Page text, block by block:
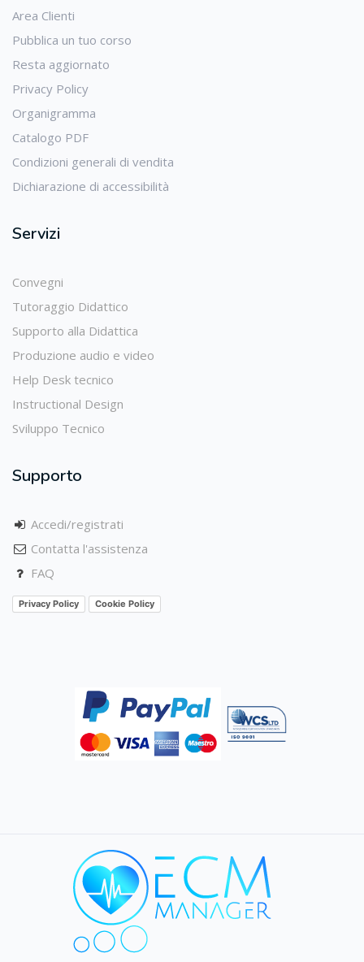
Area Clienti
Pubblica un tuo corso
Resta aggiornato
Privacy Policy
Organigramma
Catalogo PDF
Condizioni generali di vendita
Dichiarazione di accessibilità
Servizi
Convegni
Tutoraggio Didattico
Supporto alla Didattica
Produzione audio e video
Help Desk tecnico
Instructional Design
Sviluppo Tecnico
Supporto
Accedi/registrati
Contatta l'assistenza
FAQ
Privacy Policy Cookie Policy